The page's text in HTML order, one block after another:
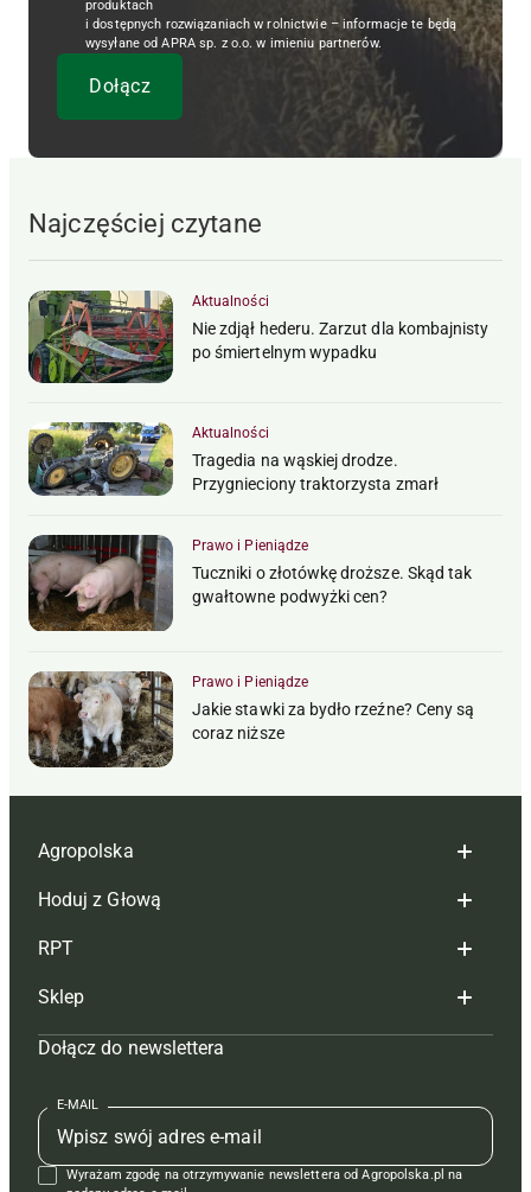
produktach
i dostępnych rozwiązaniach w rolnictwie – informacje te będą
wysyłane od APRA sp. z o.o. w imieniu partnerów.
Najczęściej czytane
Aktualności
Nie zdjął hederu. Zarzut dla kombajnisty
po śmiertelnym wypadku
Aktualności
Tragedia na wąskiej drodze.
Przygnieciony traktorzysta zmarł
Prawo i Pieniądze
Tuczniki o złotówkę droższe. Skąd tak
gwałtowne podwyżki cen?
Prawo i Pieniądze
Jakie stawki za bydło rzeźne? Ceny są
coraz niższe
Agropolska
Redakcja
Reklama
Tagi
Mapa serwisu
Kontakt
Regulamin
Hoduj z Głową
Hoduj z głową bydło
Hoduj z głową świnie
Prenumerata
Redakcja
Kontakt
RPT
Redakcja
Prenumerata
Reklama
Kontakt
Sklep
Czasopisma i prenumerata
Książki
Regulamin
Dołącz do newslettera
E-MAIL
Wyrażam zgodę na otrzymywanie newslettera od Agropolska.pl na